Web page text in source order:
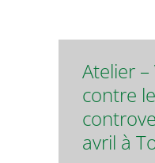
Atelier
contre
avril à